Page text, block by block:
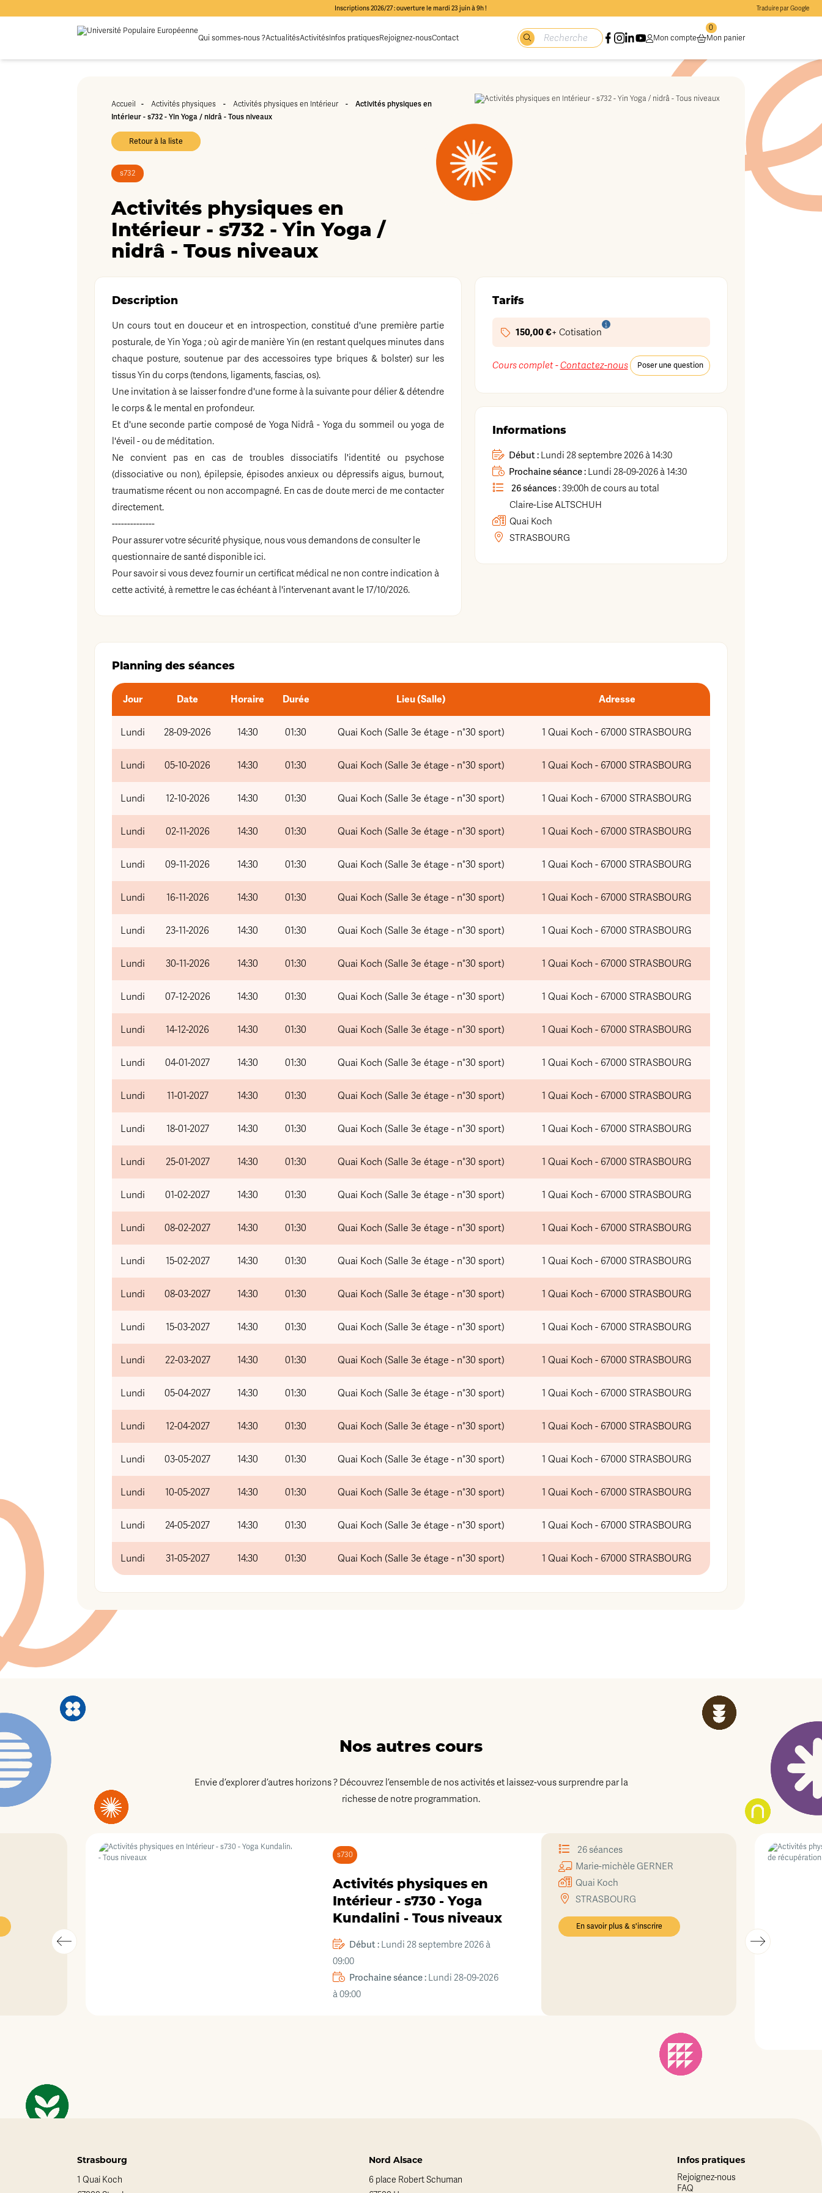
Inscriptions 2026/27 : ouverture le mardi 23 juin à 9h ! Traduire par Google
Qui sommes-nous ?ActualitésActivitésInfos pratiquesRejoignez-nousContact Mon compte Mon panier
0
Accueil - Activités physiques - Activités physiques en Intérieur - Activités physiques en
Intérieur - s732 - Yin Yoga / nidrâ - Tous niveaux
Retour à la liste
s732
Activités physiques en
Intérieur - s732 - Yin Yoga /
nidrâ - Tous niveaux
Description
Un cours tout en douceur et en introspection, constitué d'une première partie
posturale, de Yin Yoga ; où agir de manière Yin (en restant quelques minutes dans
chaque posture, soutenue par des accessoires type briques & bolster) sur les
tissus Yin du corps (tendons, ligaments, fascias, os).
Une invitation à se laisser fondre d'une forme à la suivante pour délier & détendre
le corps & le mental en profondeur.
Et d'une seconde partie composé de Yoga Nidrâ - Yoga du sommeil ou yoga de
l'éveil - ou de méditation.
Ne convient pas en cas de troubles dissociatifs l'identité ou psychose
(dissociative ou non), épilepsie, épisodes anxieux ou dépressifs aigus, burnout,
traumatisme récent ou non accompagné. En cas de doute merci de me contacter
directement.
--------------
Pour assurer votre sécurité physique, nous vous demandons de consulter le
questionnaire de santé disponible ici.
Pour savoir si vous devez fournir un certificat médical ne non contre indication à
cette activité, à remettre le cas échéant à l'intervenant avant le 17/10/2026.
Tarifs
150,00 €+ Cotisation
Cours complet -Contactez-nous Poser une question
Informations
Début : Lundi 28 septembre 2026 à 14:30
Prochaine séance : Lundi 28-09-2026 à 14:30
26 séances: 39:00h de cours au total
Claire-LiseALTSCHUH
Quai Koch
STRASBOURG
Planning des séances
Jour Date Horaire Durée Lieu (Salle) Adresse
Lundi 28-09-2026 14:30 01:30 Quai Koch (Salle 3e étage - n°30 sport) 1 Quai Koch - 67000 STRASBOURG
Lundi 05-10-2026 14:30 01:30 Quai Koch (Salle 3e étage - n°30 sport) 1 Quai Koch - 67000 STRASBOURG
Lundi 12-10-2026 14:30 01:30 Quai Koch (Salle 3e étage - n°30 sport) 1 Quai Koch - 67000 STRASBOURG
Lundi 02-11-2026 14:30 01:30 Quai Koch (Salle 3e étage - n°30 sport) 1 Quai Koch - 67000 STRASBOURG
Lundi 09-11-2026 14:30 01:30 Quai Koch (Salle 3e étage - n°30 sport) 1 Quai Koch - 67000 STRASBOURG
Lundi 16-11-2026 14:30 01:30 Quai Koch (Salle 3e étage - n°30 sport) 1 Quai Koch - 67000 STRASBOURG
Lundi 23-11-2026 14:30 01:30 Quai Koch (Salle 3e étage - n°30 sport) 1 Quai Koch - 67000 STRASBOURG
Lundi 30-11-2026 14:30 01:30 Quai Koch (Salle 3e étage - n°30 sport) 1 Quai Koch - 67000 STRASBOURG
Lundi 07-12-2026 14:30 01:30 Quai Koch (Salle 3e étage - n°30 sport) 1 Quai Koch - 67000 STRASBOURG
Lundi 14-12-2026 14:30 01:30 Quai Koch (Salle 3e étage - n°30 sport) 1 Quai Koch - 67000 STRASBOURG
Lundi 04-01-2027 14:30 01:30 Quai Koch (Salle 3e étage - n°30 sport) 1 Quai Koch - 67000 STRASBOURG
Lundi 11-01-2027 14:30 01:30 Quai Koch (Salle 3e étage - n°30 sport) 1 Quai Koch - 67000 STRASBOURG
Lundi 18-01-2027 14:30 01:30 Quai Koch (Salle 3e étage - n°30 sport) 1 Quai Koch - 67000 STRASBOURG
Lundi 25-01-2027 14:30 01:30 Quai Koch (Salle 3e étage - n°30 sport) 1 Quai Koch - 67000 STRASBOURG
Lundi 01-02-2027 14:30 01:30 Quai Koch (Salle 3e étage - n°30 sport) 1 Quai Koch - 67000 STRASBOURG
Lundi 08-02-2027 14:30 01:30 Quai Koch (Salle 3e étage - n°30 sport) 1 Quai Koch - 67000 STRASBOURG
Lundi 15-02-2027 14:30 01:30 Quai Koch (Salle 3e étage - n°30 sport) 1 Quai Koch - 67000 STRASBOURG
Lundi 08-03-2027 14:30 01:30 Quai Koch (Salle 3e étage - n°30 sport) 1 Quai Koch - 67000 STRASBOURG
Lundi 15-03-2027 14:30 01:30 Quai Koch (Salle 3e étage - n°30 sport) 1 Quai Koch - 67000 STRASBOURG
Lundi 22-03-2027 14:30 01:30 Quai Koch (Salle 3e étage - n°30 sport) 1 Quai Koch - 67000 STRASBOURG
Lundi 05-04-2027 14:30 01:30 Quai Koch (Salle 3e étage - n°30 sport) 1 Quai Koch - 67000 STRASBOURG
Lundi 12-04-2027 14:30 01:30 Quai Koch (Salle 3e étage - n°30 sport) 1 Quai Koch - 67000 STRASBOURG
Lundi 03-05-2027 14:30 01:30 Quai Koch (Salle 3e étage - n°30 sport) 1 Quai Koch - 67000 STRASBOURG
Lundi 10-05-2027 14:30 01:30 Quai Koch (Salle 3e étage - n°30 sport) 1 Quai Koch - 67000 STRASBOURG
Lundi 24-05-2027 14:30 01:30 Quai Koch (Salle 3e étage - n°30 sport) 1 Quai Koch - 67000 STRASBOURG
Lundi 31-05-2027 14:30 01:30 Quai Koch (Salle 3e étage - n°30 sport) 1 Quai Koch - 67000 STRASBOURG
Nos autres cours
Envie d’explorer d’autres horizons ? Découvrez l’ensemble de nos activités et laissez-vous surprendre par la
richesse de notre programmation.
s730
Activités physiques en
Intérieur - s730 - Yoga
Kundalini - Tous niveaux
Début : Lundi 28 septembre 2026 à
09:00
Prochaine séance : Lundi 28-09-2026
à 09:00
26 séances
Marie-michèleGERNER
Quai Koch
STRASBOURG
En savoir plus & s'inscrire
Strasbourg
1 Quai Koch
Nord Alsace
6 place Robert Schuman
Infos pratiques
Rejoignez-nous
FAQ